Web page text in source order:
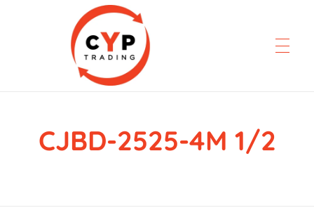
CYP Trading
Professionelle Ersatzteilbeschaffung
CJBD-2525-4M 1/2